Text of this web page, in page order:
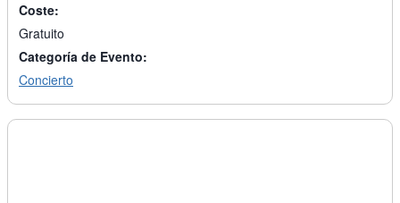
Coste:
Gratuito
Categoría de Evento:
Concierto